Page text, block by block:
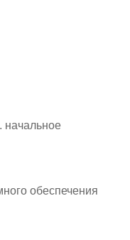
начальное
обеспечения